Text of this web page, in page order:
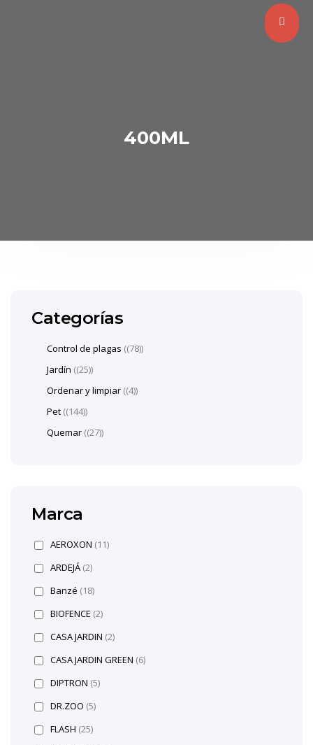
400ML
Categorías
Control de plagas (78)
Jardín (25)
Ordenar y limpiar (4)
Pet (144)
Quemar (27)
Marca
AEROXON (11)
ARDEJÁ (2)
Banzé (18)
BIOFENCE (2)
CASA JARDIN (2)
CASA JARDIN GREEN (6)
DIPTRON (5)
DR.ZOO (5)
FLASH (25)